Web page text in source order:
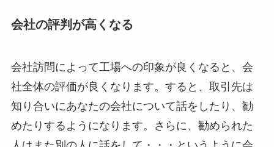
会社の評判が高くなる
会社訪問によって工場への印象が良くなると、会
社全体の評価が良くなります。すると、取引先は
知り合いにあなたの会社について話をしたり、勧
めたりするようになります。さらに、勧められた